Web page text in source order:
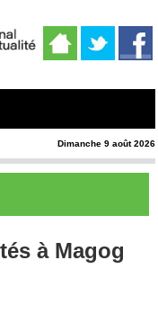
Dimanche 9 août 2026
à Magog